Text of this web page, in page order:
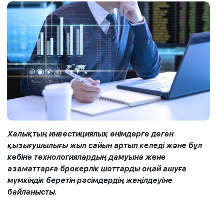
Халықтың инвестициялық өнімдерге деген
қызығушылығы жыл сайын артып келеді және бұл
көбіне технологиялардың дамуына және
азаматтарға брокерлік шоттарды оңай ашуға
мүмкіндік беретін рәсімдердің жеңілдеуіне
байланысты.